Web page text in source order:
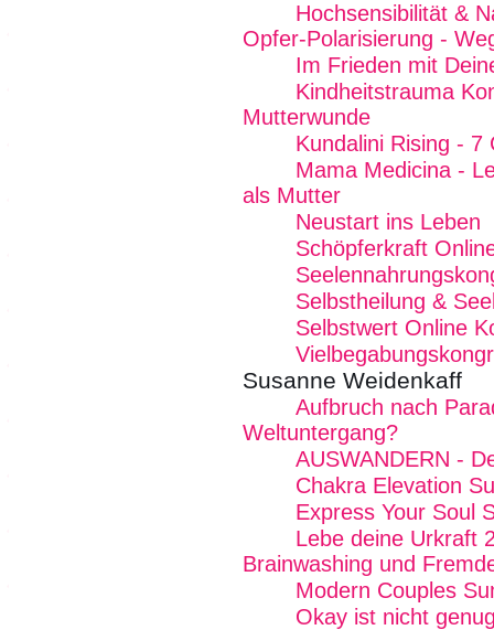
Hochsensibilität &
Opfer-Polarisierung -
Im Frieden mit
Kindheitstrauma
Mutterwunde
Kundalini Rising - 7
Mama Medicina -
als Mutter
Neustart ins Leben
Schöpferkraft
Selbstheilung &
Selbstwert Online
Susanne Weidenkaff
Aufbruch nach
Weltuntergang?
AUSWANDERN -
Chakra Elevation
Express Your Soul
Lebe deine Urkraft
Brainwashing und
Modern Couples
Okay ist nicht